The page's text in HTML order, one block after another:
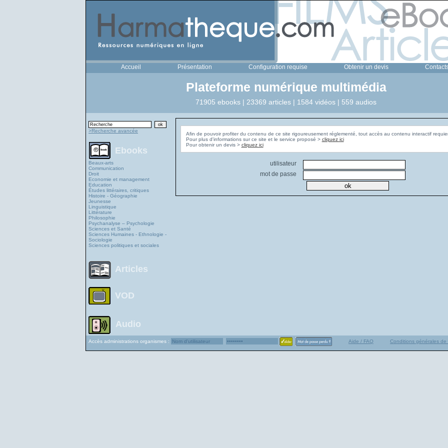
Accueil Présentation Configuration requise Obtenir un devis
Plateforme numérique multimédia
71905 ebooks | 23369 articles | 1584 vidéos | 559 audios
>Recherche avancée
Ebooks
Beaux-arts
Communication
Droit
Economie et management
Education
Études littéraires, critiques
Histoire - Géographie
Jeunesse
Linguistique
Littérature
Philosophie
Psychanalyse – Psychologie
Sciences et Santé
Sciences Humaines - Ethnologie -
Sociologie
Sciences politiques et sociales
Articles
VOD
Audio
Afin de pouvoir profiter du contenu de ce site rigoureusement réglementé, tout accès au contenu interactif
Pour plus d'informations sur ce site et le service proposé > cliquez ici
Pour obtenir un devis > cliquez ici
utilisateur
mot de passe
Accès administrations organismes : Aide / FAQ Conditions générales de